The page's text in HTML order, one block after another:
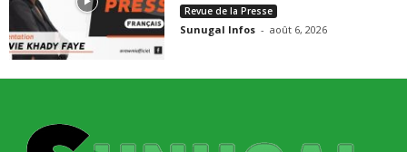
Revue de la Presse
Sunugal Infos - août 6, 2026